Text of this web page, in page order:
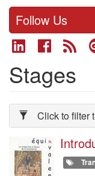
Follow Us
Stages
Click to filter